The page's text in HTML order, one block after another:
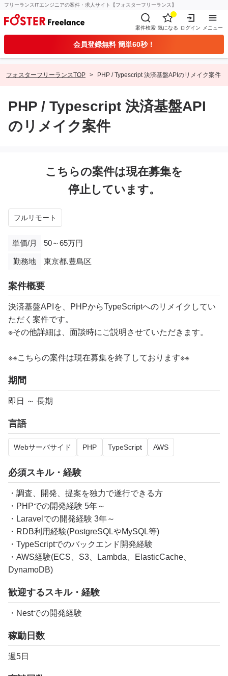
フリーランスITエンジニアの案件・求人サイト【フォスターフリーランス】
案件検索 気になる ログイン メニュー
会員登録無料 簡単60秒！
フォスターフリーランスTOP PHP / Typescript 決済基盤APIのリメイク案件
PHP / Typescript 決済基盤API
のリメイク案件
こちらの案件は現在募集を
停止しています。
フルリモート
単価/月 50～65万円
勤務地 東京都,豊島区
案件概要
決済基盤APIを、PHPからTypeScriptへのリメイクしてい
ただく案件です。
※その他詳細は、面談時にご説明させていただきます。
※※こちらの案件は現在募集を終了しております※※​
期間
即日 ～ 長期
言語
Webサーバサイド PHP TypeScript AWS
必須スキル・経験
・調査、開発、提案を独力で遂行できる方
・PHPでの開発経験 5年～
・Laravelでの開発経験 3年～
・RDB利用経験(PostgreSQLやMySQL等)
・TypeScriptでのバックエンド開発経験
・AWS経験(ECS、S3、Lambda、ElasticCache、
DynamoDB)
歓迎するスキル・経験
・Nestでの開発経験
稼動日数
週5日